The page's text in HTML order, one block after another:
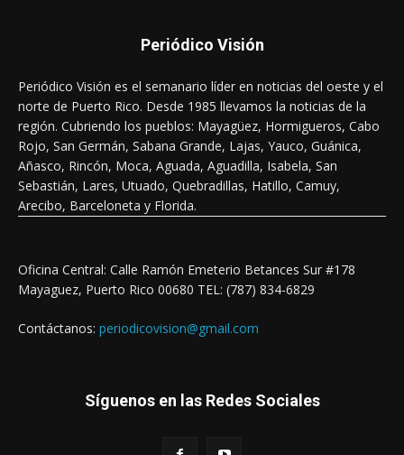
Periódico Visión
Periódico Visión es el semanario líder en noticias del oeste y el
norte de Puerto Rico. Desde 1985 llevamos la noticias de la
región. Cubriendo los pueblos: Mayagüez, Hormigueros, Cabo
Rojo, San Germán, Sabana Grande, Lajas, Yauco, Guánica,
Añasco, Rincón, Moca, Aguada, Aguadilla, Isabela, San
Sebastián, Lares, Utuado, Quebradillas, Hatillo, Camuy,
Arecibo, Barceloneta y Florida.
Oficina Central: Calle Ramón Emeterio Betances Sur #178
Mayaguez, Puerto Rico 00680 TEL: (787) 834-6829
Contáctanos: periodicovision@gmail.com
Síguenos en las Redes Sociales